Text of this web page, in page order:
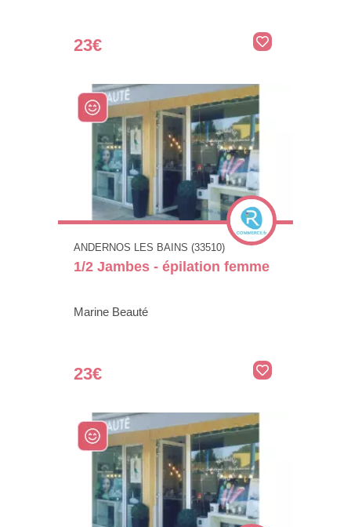
23€
ANDERNOS LES BAINS (33510)
1/2 Jambes - épilation femme
Marine Beauté
23€